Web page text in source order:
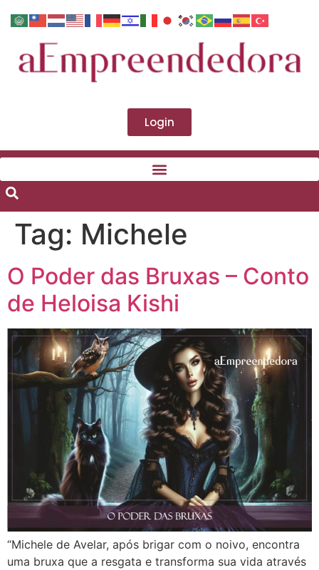
Login
Tag: Michele
O Poder das Bruxas – Conto
de Heloisa Kishi
“Michele de Avelar, após brigar com o noivo, encontra
uma bruxa que a resgata e transforma sua vida através